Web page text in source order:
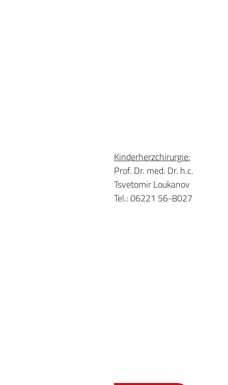
Kinderherzchirurgie:
Prof. Dr. med. Dr. h.c.
Tsvetomir Loukanov
Tel.: 06221 56-8027